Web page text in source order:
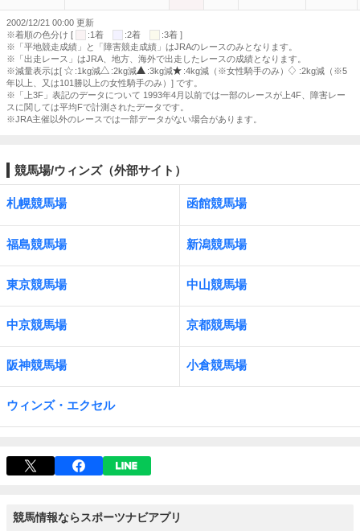
2002/12/21 00:00 更新
※着順の色分け [
:1着 :2着
:3着 ]
※「平地競走成績」と「障害競走成績」はJRAのレースのみとなります。
※「出走レース」はJRA、地方、海外で出走したレースの成績となります。
※減量表示は[
:1kg減 :2kg減 :3kg減 :4kg減（※女性騎手のみ）
:2kg減（※5
年以上、又は101勝以上の女性騎手のみ）] です。
※「上3F」表記のデータについて 1993年4月以前では一部のレースが上4F、障害レー
スに関しては平均Fで計測されたデータです。
※JRA主催以外のレースでは一部データがない場合があります。
競馬場/ウィンズ（外部サイト）
札幌競馬場 函館競馬場
福島競馬場 新潟競馬場
東京競馬場 中山競馬場
中京競馬場 京都競馬場
阪神競馬場 小倉競馬場
ウィンズ・エクセル
競馬情報ならスポーツナビアプリ